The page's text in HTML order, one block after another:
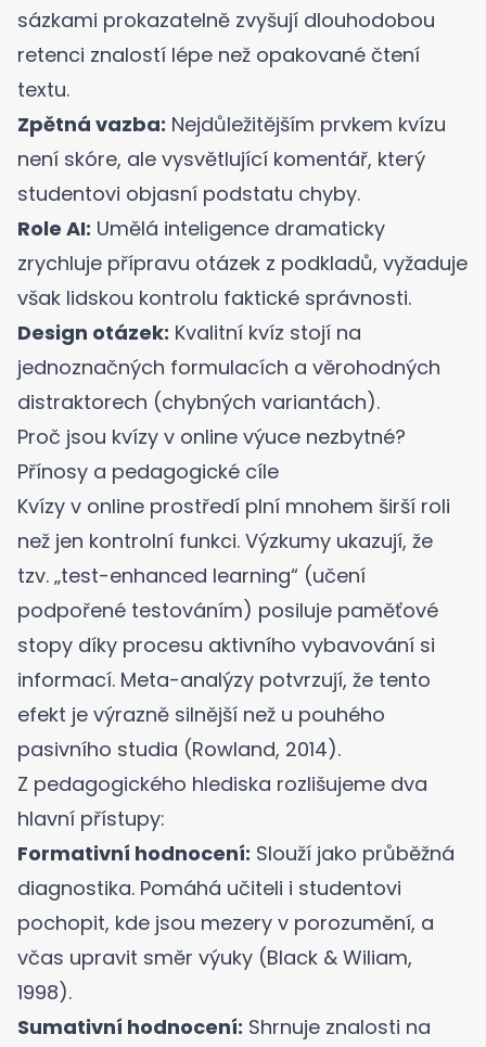
sázkami prokazatelně zvyšují dlouhodobou
retenci znalostí lépe než opakované čtení
textu.
Zpětná vazba: Nejdůležitějším prvkem kvízu
není skóre, ale vysvětlující komentář, který
studentovi objasní podstatu chyby.
Role AI: Umělá inteligence dramaticky
zrychluje přípravu otázek z podkladů, vyžaduje
však lidskou kontrolu faktické správnosti.
Design otázek: Kvalitní kvíz stojí na
jednoznačných formulacích a věrohodných
distraktorech (chybných variantách).
Proč jsou kvízy v online výuce nezbytné?
Přínosy a pedagogické cíle
Kvízy v online prostředí plní mnohem širší roli
než jen kontrolní funkci. Výzkumy ukazují, že
tzv. „test-enhanced learning“ (učení
podpořené testováním) posiluje paměťové
stopy díky procesu aktivního vybavování si
informací. Meta-analýzy potvrzují, že tento
efekt je výrazně silnější než u pouhého
pasivního studia (Rowland, 2014).
Z pedagogického hlediska rozlišujeme dva
hlavní přístupy:
Formativní hodnocení: Slouží jako průběžná
diagnostika. Pomáhá učiteli i studentovi
pochopit, kde jsou mezery v porozumění, a
včas upravit směr výuky (Black & Wiliam,
1998).
Sumativní hodnocení: Shrnuje znalosti na